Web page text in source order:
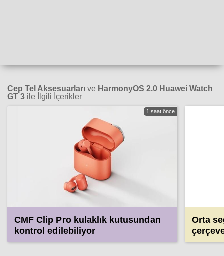
Cep Tel Aksesuarları ve HarmonyOS 2.0 Huawei Watch
GT 3 ile İlgili İçerikler
1 saat önce
CMF Clip Pro kulaklık kutusundan
kontrol edilebiliyor
Orta
Pro